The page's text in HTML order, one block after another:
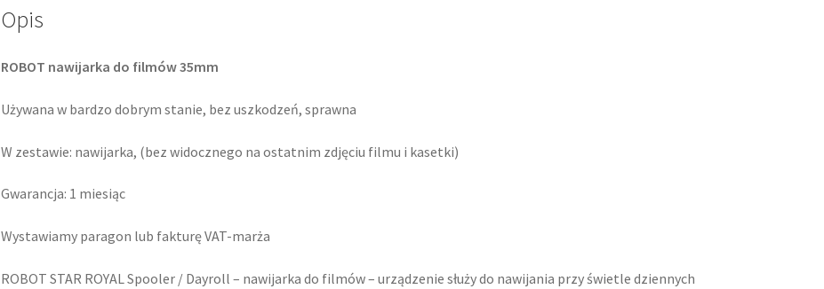
Opis
ROBOT nawijarka do filmów 35mm
Używana w bardzo dobrym stanie, bez uszkodzeń, sprawna
W zestawie: nawijarka, (bez widocznego na ostatnim zdjęciu filmu i kasetki)
Gwarancja: 1 miesiąc
Wystawiamy paragon lub fakturę VAT-marża
ROBOT STAR ROYAL Spooler / Dayroll – nawijarka do filmów – urządzenie służy do nawijania przy świetle dziennych